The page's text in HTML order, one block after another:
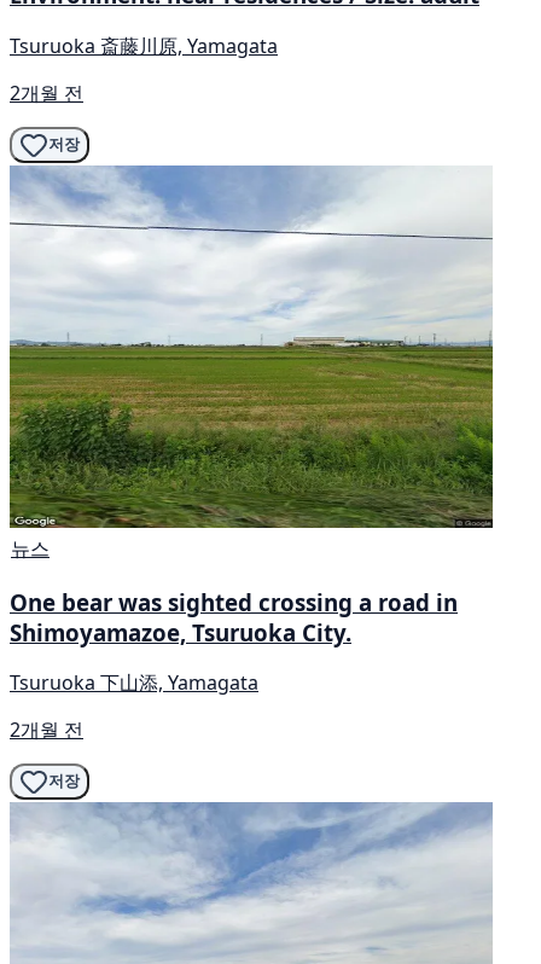
Tsuruoka 斎藤川原, Yamagata
2개월 전
저장
뉴스
One bear was sighted crossing a road in
Shimoyamazoe, Tsuruoka City.
Tsuruoka 下山添, Yamagata
2개월 전
저장